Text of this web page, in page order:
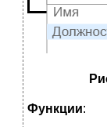
Функции: